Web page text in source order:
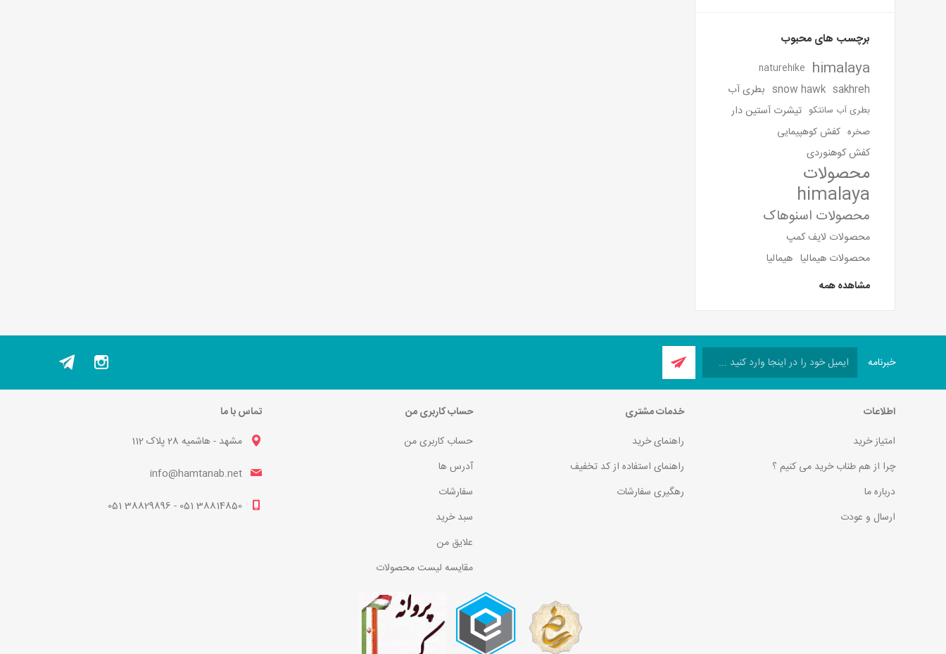
برچسب های محبوب
himalaya
naturehike
sakhreh
snow hawk بطری آب
بطری آب سانتکو تیشرت آستین دار
صخره کفش کوهپیمایی
کفش کوهنوردی
محصولات
himalaya
محصولات اسنوهاک
محصولات لایف کمپ
محصولات هیمالیا هیمالیا
مشاهده همه
خبرنامه
اطلاعات
امتیاز خرید
چرا از هم طناب خرید می کنیم ؟
درباره ما
ارسال و عودت
خدمات مشتری
راهنمای خرید
راهنمای استفاده از کد تخفیف
رهگیری سفارشات
حساب کاربری من
حساب کاربری من
آدرس ها
سفارشات
سبد خرید
علایق من
مقایسه لیست محصولات
تماس با ما
مشهد - هاشمیه 28 پلاک 112
info@hamtanab.net
38814850 051 - 38829896 051